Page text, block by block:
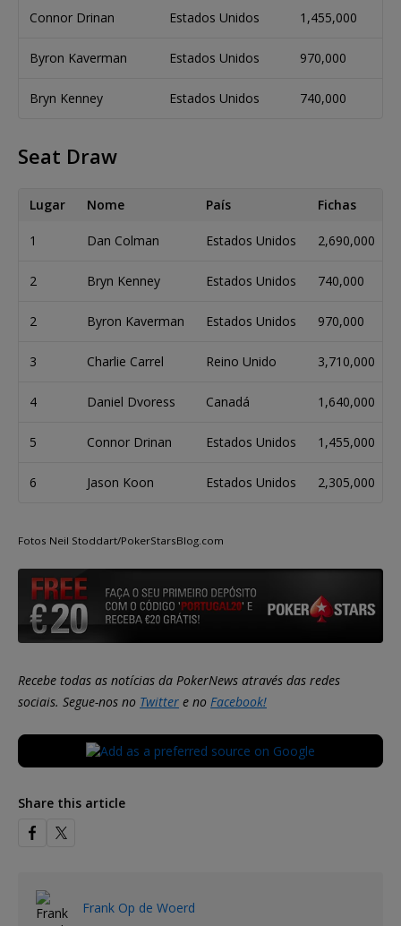
Connor Drinan Estados Unidos 1,455,000
Byron Kaverman Estados Unidos 970,000
Bryn Kenney Estados Unidos 740,000
Seat Draw
Lugar Nome País Fichas
1 Dan Colman Estados Unidos 2,690,000
2 Bryn Kenney Estados Unidos 740,000
2 Byron Kaverman Estados Unidos 970,000
3 Charlie Carrel Reino Unido 3,710,000
4 Daniel Dvoress Canadá 1,640,000
5 Connor Drinan Estados Unidos 1,455,000
6 Jason Koon Estados Unidos 2,305,000
Fotos Neil Stoddart/PokerStarsBlog.com
Recebe todas as notícias da PokerNews através das redes
sociais. Segue-nos no Twitter e no Facebook!
Share this article
Frank Op de Woerd